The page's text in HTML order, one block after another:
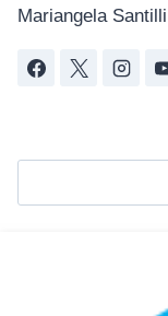
Mariangela Santilli